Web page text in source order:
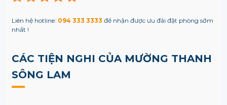
Liên hệ hotline: 094 333 3333 để nhận được ưu đãi đặt phòng sớm
nhất !
CÁC TIỆN NGHI CỦA MƯỜNG THANH
SÔNG LAM